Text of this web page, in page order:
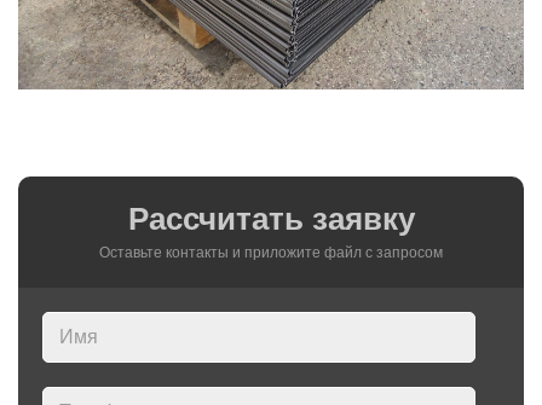
Рассчитать заявку
Оставьте контакты и приложите файл c запросом